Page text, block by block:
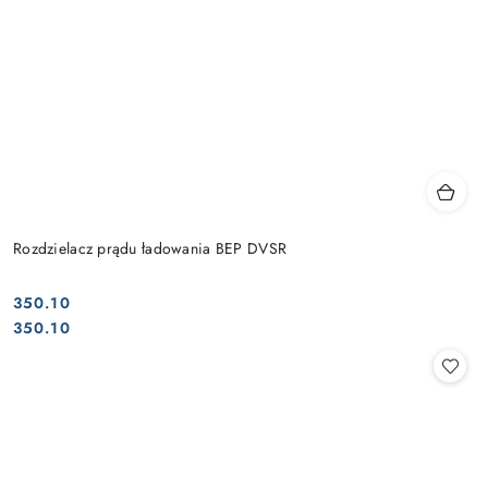
Rozdzielacz prądu ładowania BEP DVSR
Cena:
350.10
Cena:
350.10